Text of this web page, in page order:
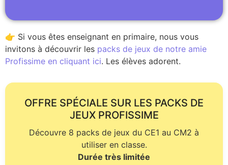
👉 Si vous êtes enseignant en primaire, nous vous
invitons à découvrir les packs de jeux de notre amie
Profissime en cliquant ici. Les élèves adorent.
OFFRE SPÉCIALE SUR LES PACKS DE
JEUX PROFISSIME
Découvre 8 packs de jeux du CE1 au CM2 à
utiliser en classe.
Durée très limitée